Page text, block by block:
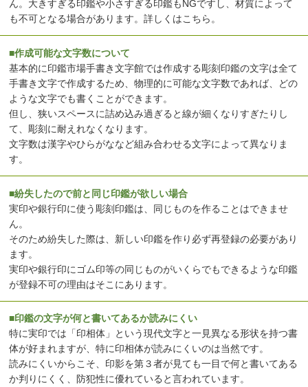
ん。大きすぎる印鑑や小さすぎる印鑑もNGですし、材質によって
も不可となる場合があります。詳しくはこちら 。
■作成可能な文字数について
基本的に印鑑市場手書き文字館では作成する彫刻印鑑の文字は全て
手書き文字で作成するため、物理的に可能な文字数であれば、どの
ような文字でも書くことができます。
但し、狭いスペースに詰め込み過ぎると線が細くなりすぎたりし
て、彫刻に耐えれなくなります。
文字数は漢字やひらがななど組み合わせる文字によって異なりま
す。
■紛失したので前と同じ印鑑が欲しい場合
実印や銀行印に使う彫刻印鑑は、同じものを作ることはできませ
ん。
そのため紛失した際は、新しい印鑑を作り必ず再登録の必要があり
ます。
実印や銀行印にゴム印等の同じものがいくらでもできるような印鑑
が登録不可の理由はそこにあります。
■印鑑の文字が何と書いてあるか読みにくい
特に実印では「印相体」という現代文字と一見異なる形状を持つ書
体が好まれますが、特に印相体が読みにくいのは当然です。
読みにくいからこそ、印影を第３者が見ても一目で何と書いてある
か判りにくく、防犯性に優れていると言われています。